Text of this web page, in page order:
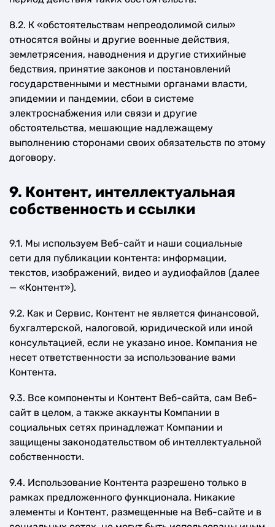
8.2. К «обстоятельствам непреодолимой силы»
относятся войны и другие военные действия,
землетрясения, наводнения и другие стихийные
бедствия, принятие законов и постановлений
государственными и местными органами власти,
эпидемии и пандемии, сбои в системе
электроснабжения или связи и другие
обстоятельства, мешающие надлежащему
выполнению сторонами своих обязательств по этому
договору.
9. Контент, интеллектуальная
собственность и ссылки
9.1. Мы используем Веб-сайт и наши социальные
сети для публикации контента: информации,
текстов, изображений, видео и аудиофайлов (далее
— «Контент»).
9.2. Как и Сервис, Контент не является финансовой,
бухгалтерской, налоговой, юридической или иной
консультацией, если не указано иное. Компания не
несет ответственности за использование вами
Контента.
9.3. Все компоненты и Контент Веб-сайта, сам Веб-
сайт в целом, а также аккаунты Компании в
социальных сетях принадлежат Компании и
защищены законодательством об интеллектуальной
собственности.
9.4. Использование Контента разрешено только в
рамках предложенного функционала. Никакие
элементы и Контент, размещенные на Веб-сайте и в